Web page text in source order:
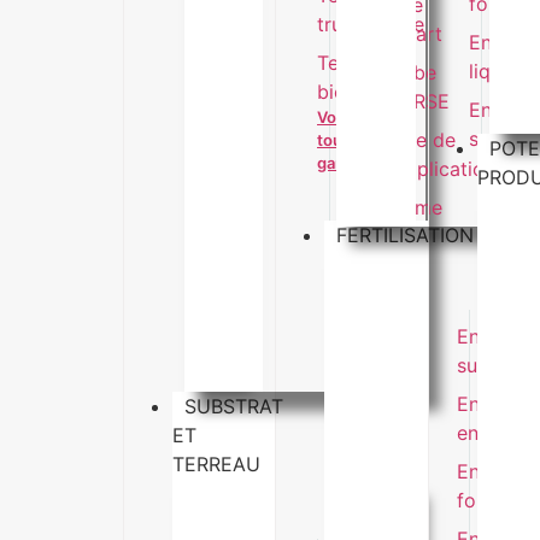
trufficulture
Terreau
bio
Voir
toute la
gamme
Sable
Mikhart
Tourbe
COARSE
Motte de
multiplication
Gamme
coco
SUBSTRAT
ET
TERREAU
Engrais
liquide
Engrais
soluble
FERTILISATION
Engrais
surfaçage
Engrais
enrobé
Engrais
foliaire